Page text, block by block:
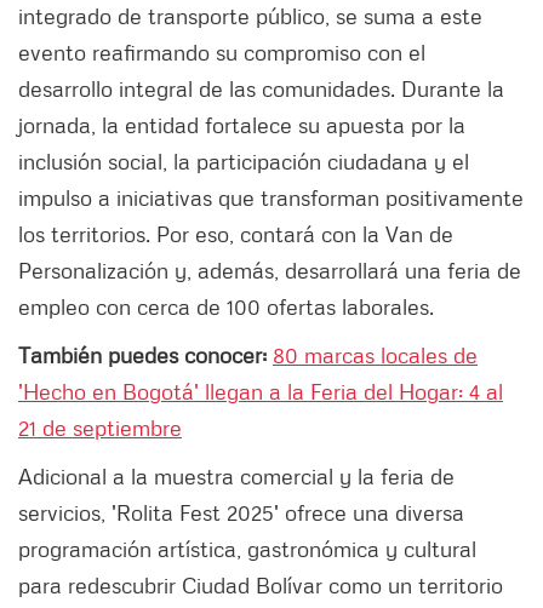
integrado de transporte público, se suma a este
evento reafirmando su compromiso con el
desarrollo integral de las comunidades. Durante la
jornada, la entidad fortalece su apuesta por la
inclusión social, la participación ciudadana y el
impulso a iniciativas que transforman positivamente
los territorios. Por eso, contará con la Van de
Personalización y, además, desarrollará una feria de
empleo con cerca de 100 ofertas laborales.
También puedes conocer: 80 marcas locales de
'Hecho en Bogotá' llegan a la Feria del Hogar: 4 al
21 de septiembre
Adicional a la muestra comercial y la feria de
servicios, 'Rolita Fest 2025' ofrece una diversa
programación artística, gastronómica y cultural
para redescubrir Ciudad Bolívar como un territorio